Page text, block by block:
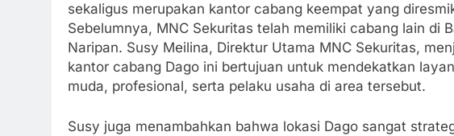
sekaligus merupakan kantor cabang keempat yang
Sebelumnya, MNC Sekuritas telah memiliki cabang lain di
Naripan. Susy Meilina, Direktur Utama MNC Sekuritas,
kantor cabang Dago ini bertujuan untuk mendekatkan
muda, profesional, serta pelaku usaha di area tersebut.
Susy juga menambahkan bahwa lokasi Dago sangat